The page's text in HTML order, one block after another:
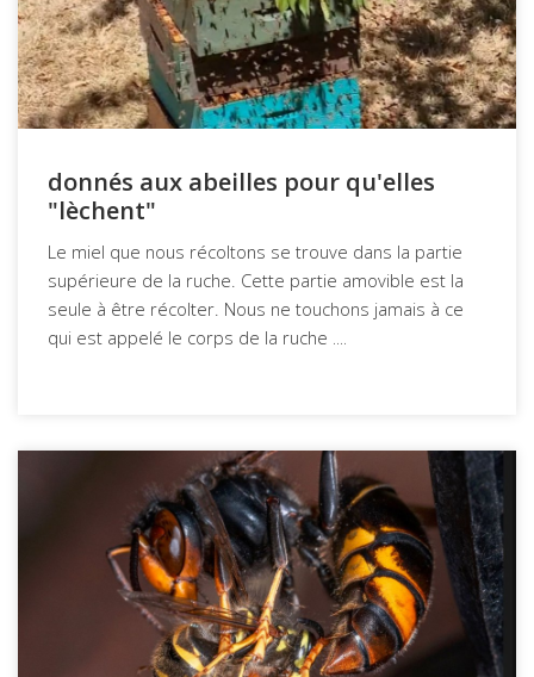
donnés aux abeilles pour qu'elles
"lèchent"
Le miel que nous récoltons se trouve dans la partie
supérieure de la ruche. Cette partie amovible est la
seule à être récolter. Nous ne touchons jamais à ce
qui est appelé le corps de la ruche ....